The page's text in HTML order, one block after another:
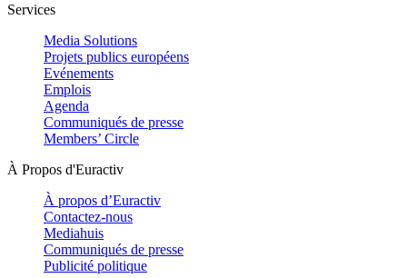
Services
Media Solutions
Projets publics européens
Evénements
Emplois
Agenda
Communiqués de presse
Members’ Circle
À Propos d'Euractiv
À propos d’Euractiv
Contactez-nous
Mediahuis
Communiqués de presse
Publicité politique